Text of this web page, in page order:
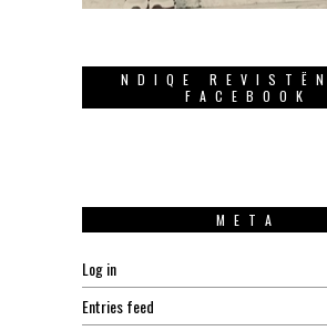
NDIQE
FACEBOOK
META
Log in
Entries feed